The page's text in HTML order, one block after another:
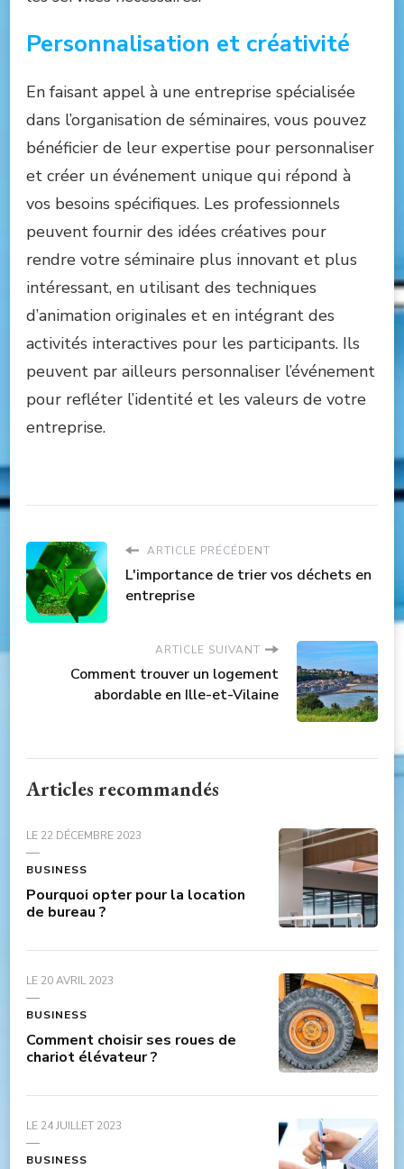
Personnalisation et créativité
En faisant appel à une entreprise spécialisée
dans l’organisation de séminaires, vous pouvez
bénéficier de leur expertise pour personnaliser
et créer un événement unique qui répond à
vos besoins spécifiques. Les professionnels
peuvent fournir des idées créatives pour
rendre votre séminaire plus innovant et plus
intéressant, en utilisant des techniques
d’animation originales et en intégrant des
activités interactives pour les participants. Ils
peuvent par ailleurs personnaliser l’événement
pour refléter l’identité et les valeurs de votre
entreprise.
ARTICLE PRÉCÉDENT
L'importance de trier vos déchets en
entreprise
ARTICLE SUIVANT
Comment trouver un logement
abordable en Ille-et-Vilaine
Articles recommandés
LE 22 DÉCEMBRE 2023
BUSINESS
Pourquoi opter pour la location
de bureau ?
LE 20 AVRIL 2023
BUSINESS
Comment choisir ses roues de
chariot élévateur ?
LE 24 JUILLET 2023
BUSINESS